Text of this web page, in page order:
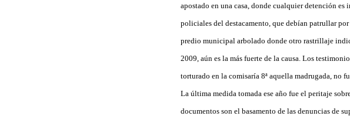
apostado en una casa, donde cualquier detención
policiales del destacamento, que debían patrullar
predio municipal arbolado donde otro rastrillaje
2009, aún es la más fuerte de la causa. Los
torturado en la comisaría 8ª aquella madrugada, no
La última medida tomada ese año fue el peritaje
documentos son el basamento de las denuncias de